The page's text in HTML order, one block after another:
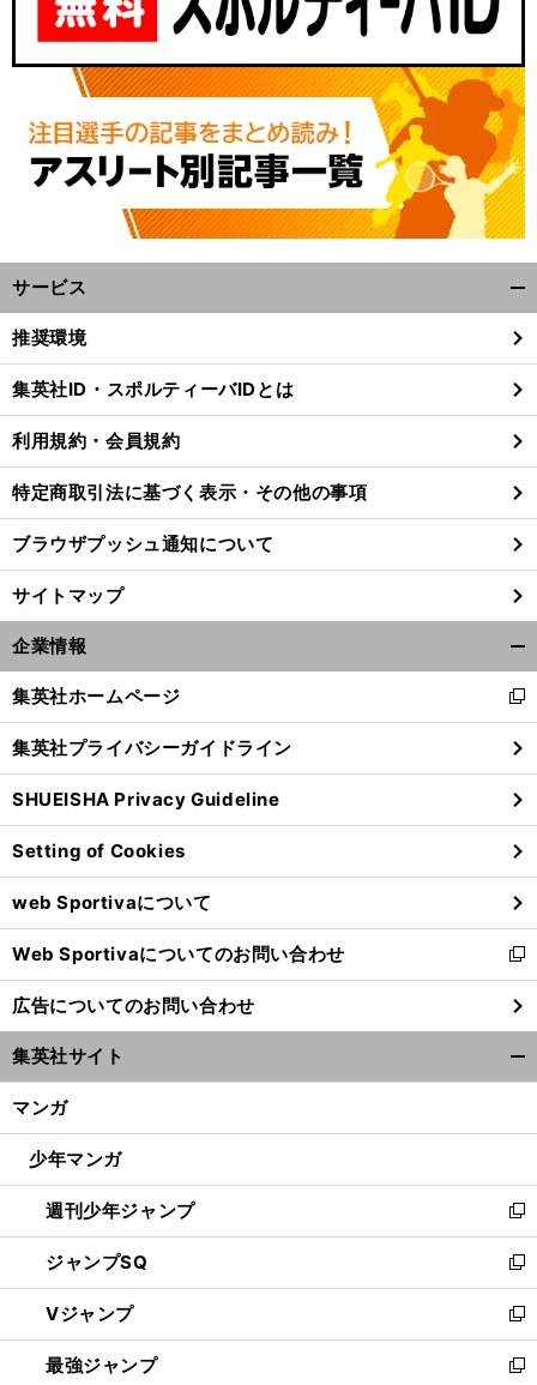
サービス
閉
る
推奨環境
集英社ID・スポルティーバIDとは
利用規約・会員規約
特定商取引法に基づく表示・その他の事項
ブラウザプッシュ通知について
サイトマップ
企業情報
閉
る
集英社ホームページ
新
し
い
ウ
ィ
ン
ド
ウ
で
開
く
集英社プライバシーガイドライン
SHUEISHA Privacy Guideline
Setting of Cookies
web Sportivaについて
Web Sportivaについてのお問い合わせ
新
し
い
ウ
ィ
ン
ウ
開
く
広告についてのお問い合わせ
集英社サイト
マンガ
少年マンガ
週刊少年ジャンプ
新
し
い
ウ
ィ
ン
ド
ジャンプSQ
新
し
い
ウ
ィ
Vジャンプ
新
し
い
最強ジャンプ
新